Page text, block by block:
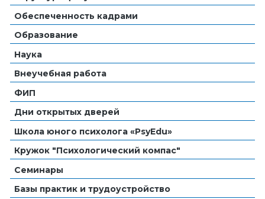
Обеспеченность кадрами
Образование
Наука
Внеучебная работа
ФИП
Дни открытых дверей
Школа юного психолога «PsyEdu»
Кружок "Психологический компас"
Семинары
Базы практик и трудоустройство